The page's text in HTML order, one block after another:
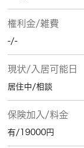
権利金/雑費
-/-
現状/入居可能日
居住中/相談
保険加入/料金
有/19000円